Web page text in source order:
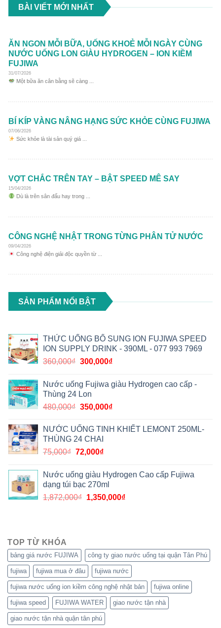
BÀI VIẾT MỚI NHẤT
ĂN NGON MỖI BỮA, UỐNG KHOẺ MỖI NGÀY CÙNG
NƯỚC UỐNG LON GIÀU HYDROGEN – ION KIỀM
FUJIWA
31/07/2026
Một bữa ăn cân bằng sẽ càng ...
BÍ KÍP VÀNG NÂNG HẠNG SỨC KHỎE CÙNG FUJIWA
07/06/2026
Sức khỏe là tài sản quý giá ...
VỢT CHẮC TRÊN TAY – BẬT SPEED MÊ SAY
15/04/2026
Dù là trên sân đấu hay trong ...
CÔNG NGHỆ NHẬT TRONG TỪNG PHÂN TỬ NƯỚC
09/04/2026
Công nghệ điện giải độc quyền từ ...
SẢN PHẨM NỔI BẬT
THỨC UỐNG BỔ SUNG ION FUJIWA SPEED
ION SUPPLY DRINK - 390ML - 077 993 7969
360,000₫ 300,000₫
Nước uống Fujiwa giàu Hydrogen cao cấp -
Thùng 24 Lon
480,000₫ 350,000₫
NƯỚC UỐNG TINH KHIẾT LEMONT 250ML-
THÙNG 24 CHAI
75,000₫ 72,000₫
Nước uống giàu Hydrogen Cao cấp Fujiwa
dạng túi bạc 270ml
1,872,000₫ 1,350,000₫
TOP TỪ KHÓA
bảng giá nước FUJIWA công ty giao nước uống tại quận Tân Phú
fujiwa fujiwa mua ở đâu fujiwa nước
fujiwa nước uống ion kiềm công nghệ nhật bản fujiwa online
fujiwa speed FUJIWA WATER giao nước tận nhà
giao nước tận nhà quận tân phú